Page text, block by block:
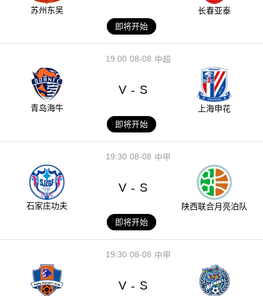
苏州东吴
长春亚泰
即将开始
08-08
19:00 中超
青岛海牛
V - S
上海申花
即将开始
08-08
19:30 中甲
石家庄功夫
V - S
陕西联合月亮泊队
即将开始
08-08
19:30 中甲
V - S